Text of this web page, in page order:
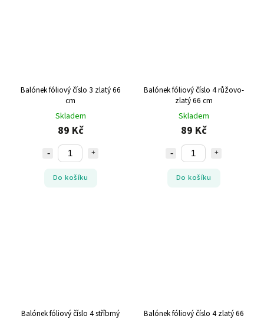
Balónek fóliový číslo 3 zlatý 66
cm
Skladem
89 Kč
Do košíku
Balónek fóliový číslo 4 růžovo-
zlatý 66 cm
Skladem
89 Kč
Do košíku
Balónek fóliový číslo 4 stříbrný
Balónek fóliový číslo 4 zlatý 66